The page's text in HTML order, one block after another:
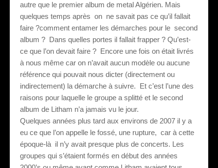
autre que le premier album de metal Algérien. Mais
quelques temps après on ne savait pas ce qu’il fallait
faire ?comment entamer les démarches pour le second
album ? Dans quelles portes il fallait frapper ? Qu’est-
ce que l’on devait faire ? Encore une fois on était livrés
à nous même car on n’avait aucun modèle ou aucune
référence qui pouvait nous dicter (directement ou
indirectement) la démarche à suivre. Et c’est l’une des
raisons pour laquelle le groupe a splitté et le second
album de Litham n’a jamais vu le jour.
Quelques années plus tard aux environs de 2007 il y a
eu ce que l’on appelle le fossé, une rupture, car à cette
époque-là il n’y avait presque plus de concerts. Les
groupes qui s’étaient formés en début des années